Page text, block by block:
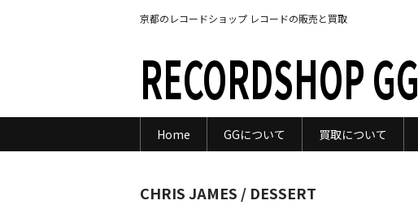
京都のレコードショップ レコードの販売と買取
RECORDSHOP GG
Home GGについて 買取について
CHRIS JAMES / DESSERT